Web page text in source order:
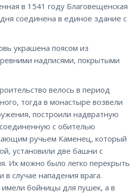
в 1541 году Благовещенская
соединена в единое здание с
украшена поясом из
надписями, покрытыми
велось в период
тогда в монастыре возвели
построили надвратную
с обителью
ручьем Каменец, который
установили две башни с
Их можно было легко перекрыть
случае нападения врага.
бойницы для пушек, а в